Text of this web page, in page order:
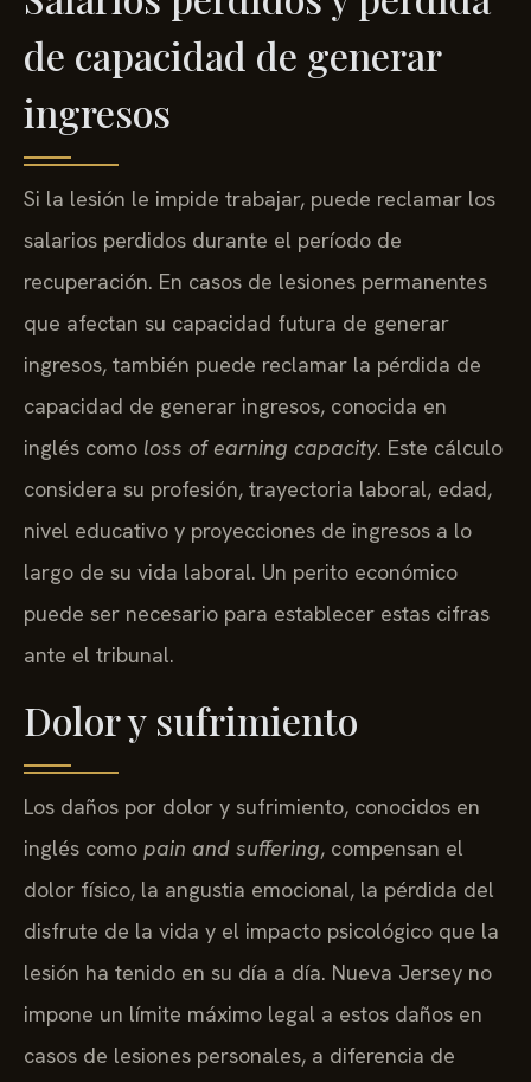
de capacidad de generar
ingresos
Si la lesión le impide trabajar, puede reclamar los
salarios perdidos durante el período de
recuperación. En casos de lesiones permanentes
que afectan su capacidad futura de generar
ingresos, también puede reclamar la pérdida de
capacidad de generar ingresos, conocida en
inglés como loss of earning capacity. Este cálculo
considera su profesión, trayectoria laboral, edad,
nivel educativo y proyecciones de ingresos a lo
largo de su vida laboral. Un perito económico
puede ser necesario para establecer estas cifras
ante el tribunal.
Dolor y sufrimiento
Los daños por dolor y sufrimiento, conocidos en
inglés como pain and suffering, compensan el
dolor físico, la angustia emocional, la pérdida del
disfrute de la vida y el impacto psicológico que la
lesión ha tenido en su día a día. Nueva Jersey no
impone un límite máximo legal a estos daños en
casos de lesiones personales, a diferencia de